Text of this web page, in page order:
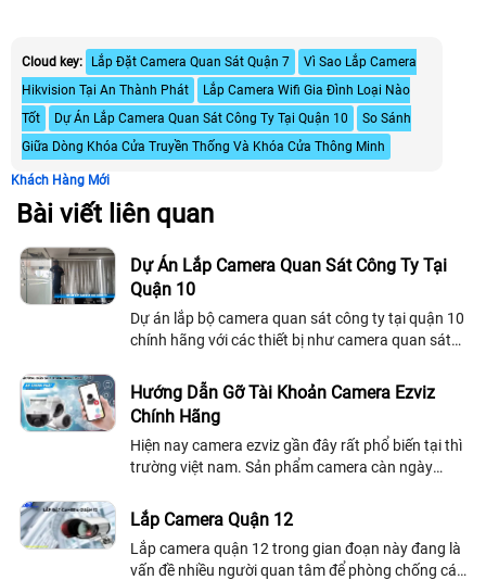
Cloud key: Lắp Đặt Camera Quan Sát Quận 7
Vì Sao Lắp Camera
Hikvision Tại An Thành Phát
Lắp Camera Wifi Gia Đình Loại Nào
Tốt
Dự Án Lắp Camera Quan Sát Công Ty Tại Quận 10
So Sánh
Giữa Dòng Khóa Cửa Truyền Thống Và Khóa Cửa Thông Minh
Khách Hàng Mới
Bài viết liên quan
Dự Án Lắp Camera Quan Sát Công Ty Tại
Quận 10
Dự án lắp bộ camera quan sát công ty tại quận 10
chính hãng với các thiết bị như camera quan sát
khói Vantech, 1 đầu ghi...
Hướng Dẫn Gỡ Tài Khoản Camera Ezviz
Chính Hãng
Hiện nay camera ezviz gần đây rất phổ biến tại thì
trường việt nam. Sản phẩm camera càn ngày
những dòng camera quan sát chuyên dụng...
Lắp Camera Quận 12
Lắp camera quận 12 trong gian đoạn này đang là
vấn đề nhiều người quan tâm để phòng chống các